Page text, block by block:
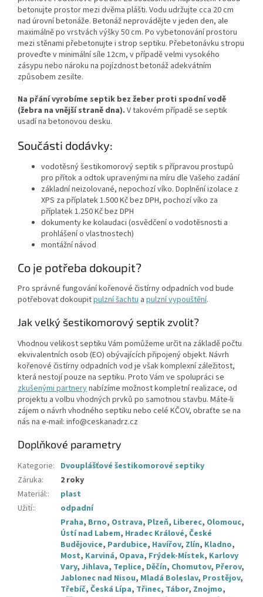
betonujte prostor mezi dvěma plášti. Vodu udržujte cca 20 cm
nad úrovní betonáže. Betonáž neprovádějte v jeden den, ale
maximálně po vrstvách výšky 50 cm. Po vybetonování prostoru
mezi stěnami přebetonujte i strop septiku. Přebetonávku stropu
proveďte v minimální síle 12cm, v případě velmi vysokého
zásypu nebo nároku na pojízdnost betonáž adekvátním
způsobem zesilte.
Na přání vyrobíme septik bez žeber proti spodní vodě
(žebra na vnější straně dna). V takovém případě se septik
usadí na betonovou desku.
Součásti dodávky:
vodotěsný šestikomorový septik s přípravou prostupů
pro přítok a odtok upravenými na míru dle Vašeho zadání
základní neizolované, nepochozí víko. Doplnění izolace z
XPS za příplatek 1.500 Kč bez DPH, pochozí víko za
příplatek 1.250 Kč bez DPH
dokumenty ke kolaudaci (osvědčení o vodotěsnosti a
prohlášení o vlastnostech)
montážní návod
Co je potřeba dokoupit?
Pro správné fungování kořenové čistírny odpadních vod bude
potřebovat dokoupitpulzní šachtu a pulzní vypouštění.
Jak velký šestikomorový septik zvolit?
Vhodnou velikost septiku Vám pomůžeme určit na základě počtu
ekvivalentních osob (EO) obývajících připojený objekt. Návrh
kořenové čistírny odpadních vod je však komplexní záležitost,
která nestojí pouze na septiku. Proto Vám ve spolupráci se
zkušenými partnerynabízíme možnost kompletní realizace, od
projektu a volbu vhodných prvků po samotnou stavbu. Máte-li
zájem o návrh vhodného septiku nebo celé KČOV, obraťte se na
nás na e-mail: info@ceskanadrz.cz
Doplňkové parametry
Kategorie: Dvouplášťové šestikomorové septiky
Záruka:
2 roky
Materiál::
plast
Užití:: odpadní
Praha, Brno, Ostrava, Plzeň, Liberec, Olomouc,
Ústí nad Labem, Hradec Králové, České
Budějovice, Pardubice, Havířov, Zlín, Kladno,
Most, Karviná, Opava, Frýdek-Místek, Karlovy
Vary, Jihlava, Teplice, Děčín, Chomutov, Přerov,
Jablonec nad Nisou, Mladá Boleslav, Prostějov,
Třebíč, Česká Lípa, Třinec, Tábor, Znojmo,